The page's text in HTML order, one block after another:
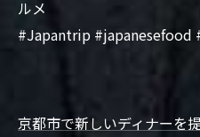
ルメ
#Japantrip
京都市で新しいディナーを